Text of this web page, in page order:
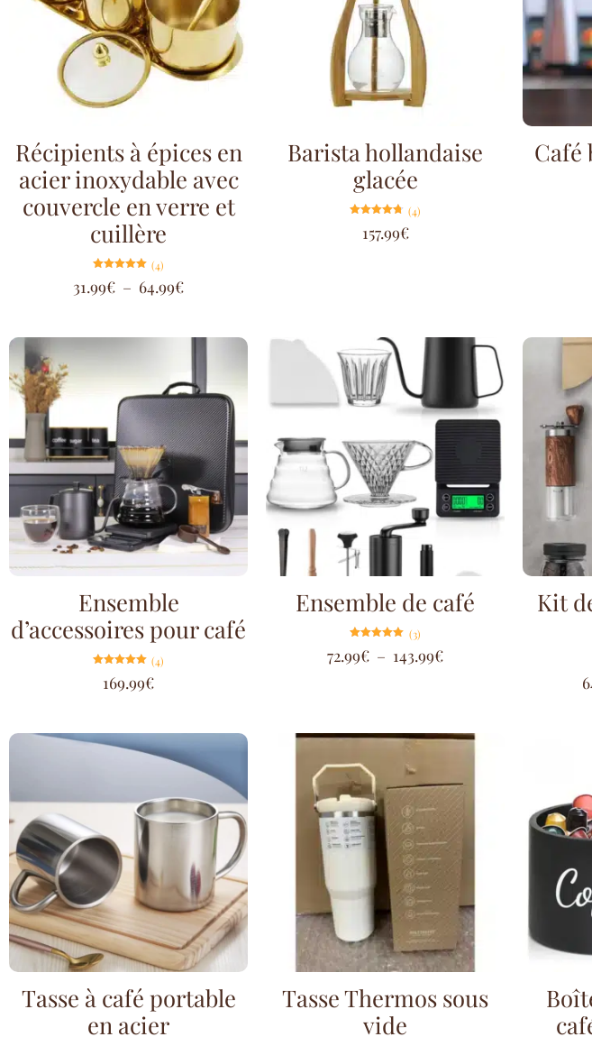
Récipients à épices en
acier inoxydable avec
couvercle en verre et
cuillère
5.00
sur 5
(4)
31.99€ – 64.99€
Barista hollandaise
glacée
4.75
sur 5
(4)
157.99€
Café
Ensemble
d’accessoires pour café
5.00
sur 5
(4)
169.99€
Ensemble de café
5.00
sur 5
(3)
72.99€ – 143.99€
Kit
Tasse à café portable
en acier
Tasse Thermos sous
vide